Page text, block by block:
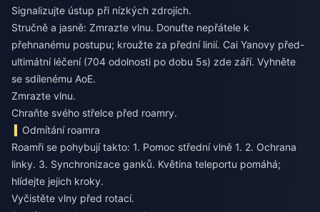
Signalizujte ústup při nízkých zdrojích.
Stručně a jasně: Zmrazte vlnu. Donuťte nepřátele k
přehnanému postupu; kroužte za přední linií. Cai Yanovy před-
ultimátní léčení (704 odolnosti po dobu 5s) zde září. Vyhněte
se sdílenému AoE.
Zmrazte vlnu.
Chraňte svého střelce před roamry.
Odmítání roamra
Roamři se pohybují takto: 1. Pomoc střední vlně 1. 2. Ochrana
linky. 3. Synchronizace ganků. Květina teleportu pomáhá;
hlídejte jejich kroky.
Vyčistěte vlny před rotací.